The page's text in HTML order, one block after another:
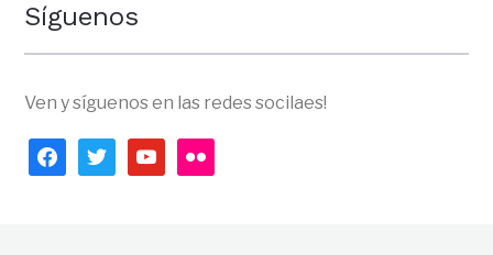
Síguenos
Ven y síguenos en las redes socilaes!
facebooktwitteryoutubeflickr